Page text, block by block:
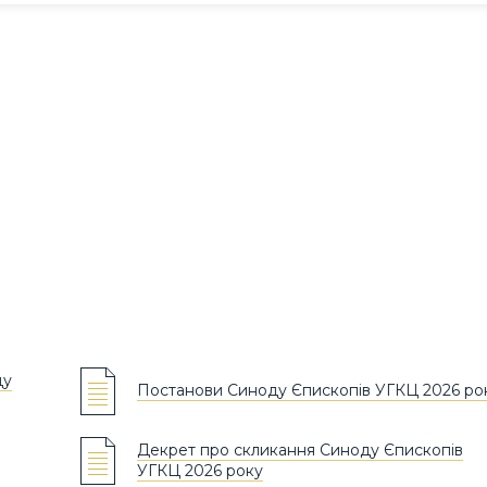
Постанови Синоду Єпископів УГКЦ 2026
Декрет про скликання Синоду Єпископів
УГКЦ 2026 року